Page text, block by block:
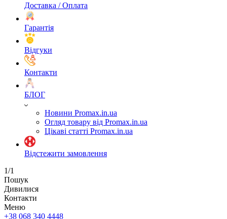
Доставка / Оплата
Гарантія
Відгуки
Контакти
БЛОГ
Новини Promax.in.ua
Огляд товару від Promax.in.ua
Цікаві статті Promax.in.ua
Відстежити замовлення
1/1
Пошук
Дивилися
Контакти
Меню
+38 068 340 4448